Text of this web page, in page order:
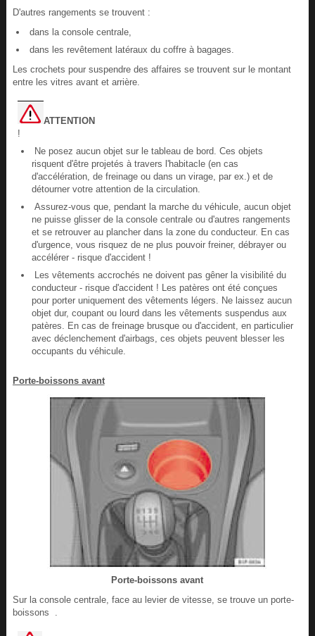
D'autres rangements se trouvent :
dans la console centrale,
dans les revêtement latéraux du coffre à bagages.
Les crochets pour suspendre des affaires se trouvent sur le montant
entre les vitres avant et arrière.
ATTENTION
!
Ne posez aucun objet sur le tableau de bord. Ces objets
risquent d'être projetés à travers l'habitacle (en cas
d'accélération, de freinage ou dans un virage, par ex.) et de
détourner votre attention de la circulation.
Assurez-vous que, pendant la marche du véhicule, aucun objet
ne puisse glisser de la console centrale ou d'autres rangements
et se retrouver au plancher dans la zone du conducteur. En cas
d'urgence, vous risquez de ne plus pouvoir freiner, débrayer ou
accélérer - risque d'accident !
Les vêtements accrochés ne doivent pas gêner la visibilité du
conducteur - risque d'accident ! Les patères ont été conçues
pour porter uniquement des vêtements légers. Ne laissez aucun
objet dur, coupant ou lourd dans les vêtements suspendus aux
patères. En cas de freinage brusque ou d'accident, en particulier
avec déclenchement d'airbags, ces objets peuvent blesser les
occupants du véhicule.
Porte-boissons avant
Porte-boissons avant
Sur la console centrale, face au levier de vitesse, se trouve un porte-
boissons .